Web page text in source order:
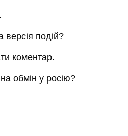
версія подій?
коментар.
обмін у росію?